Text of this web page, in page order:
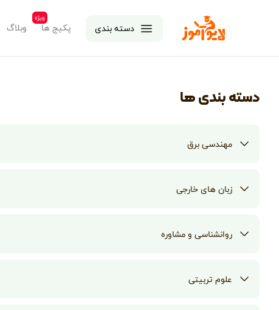
لایوآموز دسته بندی پکیج ها
ویژه
وبلاگ
دسته بندی ها
مهندسی برق
زبان های خارجی
روانشناسی و مشاوره
علوم تربیتی